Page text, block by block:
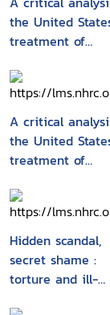
the United
treatment of
Guantanamo Bay
naval base in
context
ofinternational
A critical
the United
treatment of
Guantanamo Bay
Naval Base in
context of
law
Hidden scandal,
secret shame :
torture and ill-